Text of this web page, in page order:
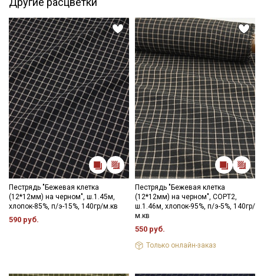
Пестрядь "Бежевая клетка
(12*12мм) на черном", ш.1.45м,
хлопок-85%, п/э-15%, 140гр/м.кв
590 руб.
Пестрядь "Бежевая клетка
(12*12мм) на черном", СОРТ2,
ш.1.46м, хлопок-95%, п/э-5%, 140гр/
м.кв
550 руб.
Только онлайн-заказ